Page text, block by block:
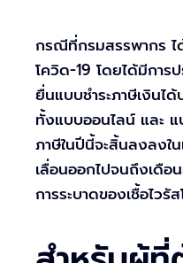
กรณีที่กรมสรรพากร ไ
โควิด-19 โดยได้มีการป
ยื่นแบบชำระภาษีเงินไ
ทั้งแบบออนไลน์ และ แ
ภาษีในปีนี้จะสิ้นลงลงใ
เลื่อนออกไปจนถึงเดือ
การระบาดของเชื้อไวรั